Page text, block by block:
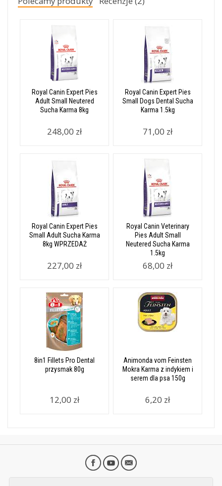
Royal Canin Expert Pies
Adult Small Neutered
Sucha Karma 8kg
248,00 zł
Royal Canin Expert Pies
Small Dogs Dental Sucha
Karma 1.5kg
71,00 zł
Royal Canin Expert Pies
Small Adult Sucha Karma
8kg WPRZEDAŻ
227,00 zł
Royal Canin Veterinary
Pies Adult Small
Neutered Sucha Karma
1.5kg
68,00 zł
8in1 Fillets Pro Dental
przysmak 80g
12,00 zł
Animonda vom Feinsten
Mokra Karma z indykiem i
serem dla psa 150g
6,20 zł